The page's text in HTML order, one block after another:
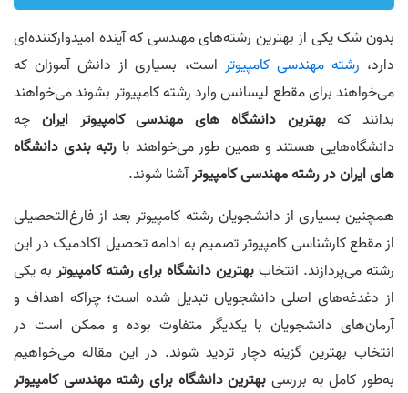
بدون شک یکی از بهترین رشته‌های مهندسی که آینده امیدوارکننده‌ای
دارد، رشته مهندسی کامپیوتر است، بسیاری از دانش آموزان که
می‌خواهند برای مقطع لیسانس وارد رشته کامپیوتر بشوند می‌خواهند
بدانند کهبهترین دانشگاه های مهندسی کامپیوتر ایران چه
دانشگاه‌هایی هستند و همین طور می‌خواهند با رتبه بندی دانشگاه
های ایران در رشته مهندسی کامپیوترآشنا شوند.
همچنین بسیاری از دانشجویان رشته کامپیوتر بعد از فارغ‌التحصیلی
از مقطع کارشناسی کامپیوتر تصمیم به ادامه تحصیل آکادمیک در این
رشته می‌پردازند. انتخاببهترین دانشگاه برای رشته کامپیوتر به یکی
از دغدغه‌های اصلی دانشجویان تبدیل شده است؛ چراکه اهداف و
آرمان‌های دانشجویان با یکدیگر متفاوت بوده و ممکن است در
انتخاب بهترین گزینه دچار تردید شوند. در این مقاله می‌خواهیم
به‌طور کامل به بررسی بهترین دانشگاه برای رشته مهندسی کامپیوتر